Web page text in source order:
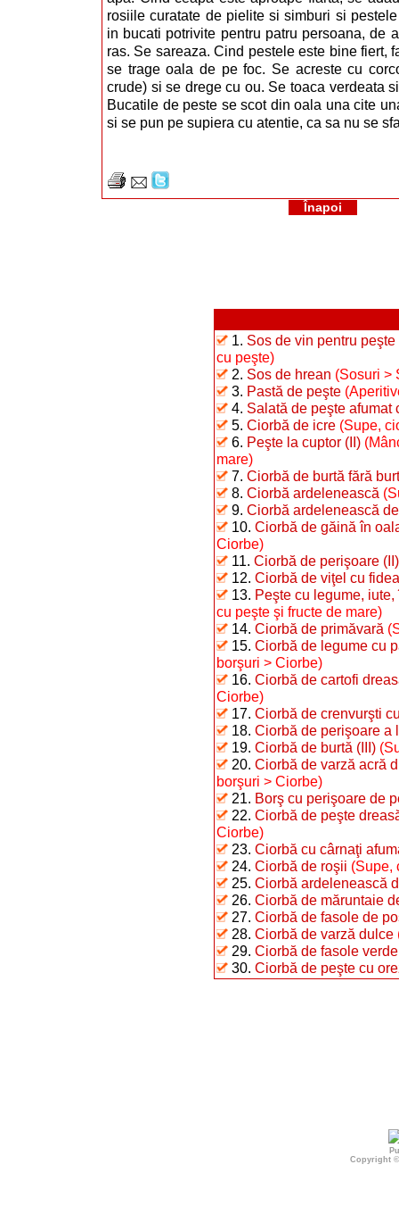
rosiile curatate de pielite si simburi si
in bucati potrivite pentru patru persoana, de
ras. Se sareaza. Cind pestele este bine fiert,
se trage oala de pe foc. Se acreste cu
crude) si se drege cu ou. Se toaca verdeata
Bucatile de peste se scot din oala una cite
si se pun pe supiera cu atentie, ca sa nu se
Înapoi
1. Sos de vin pentru peşte
cu peşte)
2. Sos de hrean (Sosuri >
3. Pastă de peşte
4. Salată de peşte afumat
5. Ciorbă de icre (Supe,
6. Peşte la cuptor (II)
mare)
7. Ciorbă de burtă fără
8. Ciorbă ardelenească
9. Ciorbă ardelenească
10. Ciorbă de găină în
Ciorbe)
11. Ciorbă de perişoare (II)
12. Ciorbă de viţel cu fidea
13. Peşte cu legume,
cu peşte şi fructe de mare)
14. Ciorbă de primăvară
15. Ciorbă de legume cu
borşuri > Ciorbe)
16. Ciorbă de cartofi
Ciorbe)
17. Ciorbă de crenvurşti
18. Ciorbă de perişoare a
19. Ciorbă de burtă (III)
20. Ciorbă de varză acră
borşuri > Ciorbe)
21. Borş cu perişoare de
22. Ciorbă de peşte
Ciorbe)
23. Ciorbă cu cârnaţi
24. Ciorbă de roşii (Supe,
25. Ciorbă ardelenească
26. Ciorbă de măruntaie
27. Ciorbă de fasole de
28. Ciorbă de varză dulce
29. Ciorbă de fasole
30. Ciorbă de peşte cu
Copyright